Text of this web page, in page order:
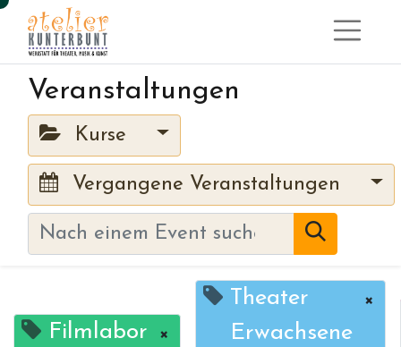
Veranstaltungen
Kurse
Vergangene Veranstaltungen
Filmlabor ×
Theater
Erwachsene
×